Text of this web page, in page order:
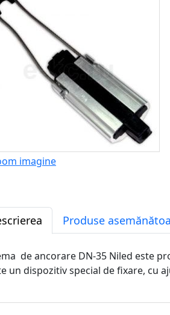
imagine
Produse
de ancorare DN-35 Niled este
un dispozitiv special de fixare, cu